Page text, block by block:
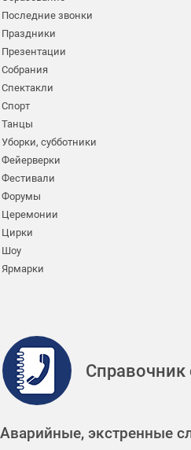
Последние звонки
Праздники
Презентации
Собрания
Спектакли
Спорт
Танцы
Уборки, субботники
Фейерверки
Фестивали
Форумы
Церемонии
Цирки
Шоу
Ярмарки
Справочник
Аварийные, экстренные